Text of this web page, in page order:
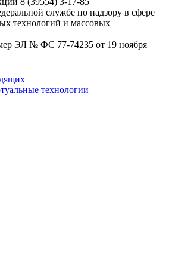
службе по надзору в сфере
технологий и массовых
ЭЛ № ФС 77-74235 от 19 ноября
технологии